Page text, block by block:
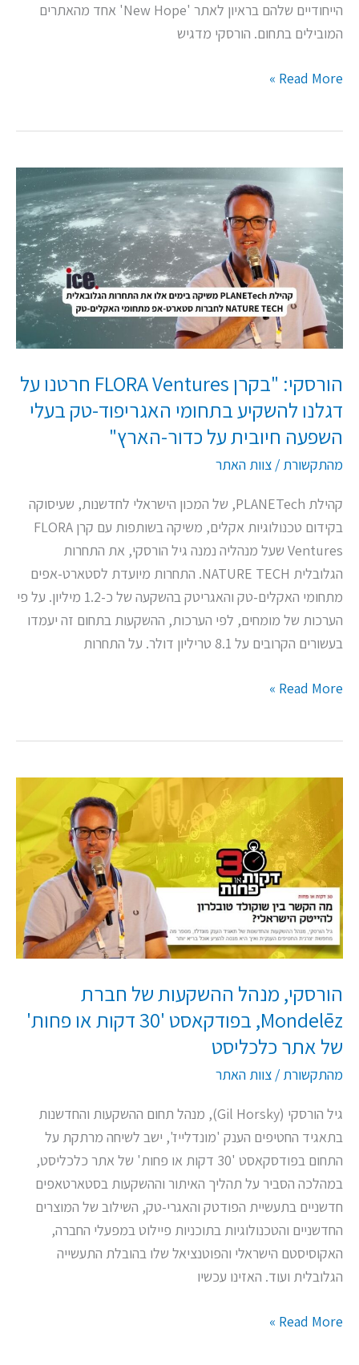
הייחודיים שלהם בראיון לאתר 'New Hope' אחד מהאתרים
המובילים בתחום. הורסקי מדגיש
Read More »
הורסקי: "בקרן FLORA Ventures חרטנו על
דגלנו להשקיע בתחומי האגריפוד-טק בעלי
השפעה חיובית על כדור-הארץ"
מהתקשורת / צוות האתר
קהילת PLANETech, של המכון הישראלי לחדשנות, שעיסוקה
בקידום טכנולוגיות אקלים, משיקה בשותפות עם קרן FLORA
Ventures שעל מנהליה נמנה גיל הורסקי, את התחרות
הגלובלית NATURE TECH. התחרות מיועדת לסטארט-אפים
מתחומי האקלים-טק והאגריטק בהשקעה של כ-1.2 מיליון. על פי
הערכות של מומחים, לפי הערכות, ההשקעות בתחום זה יעמדו
בעשורים הקרובים על 8.1 טריליון דולר. על התחרות
FLORA
Ventures
חרטנו
על
דגלנו
להשקיע
האגריפוד-טק
בעלי
השפעה
כדור-הארץ"
Read More »
הורסקי, מנהל ההשקעות של חברת
Mondelēz, בפודקאסט '30 דקות או פחות'
של אתר כלכליסט
מהתקשורת / צוות האתר
גיל הורסקי (Gil Horsky), מנהל תחום ההשקעות והחדשנות
בתאגיד החטיפים הענק 'מונדלייז', ישב לשיחה מרתקת על
התחום בפודסקאסט '30 דקות או פחות' של אתר כלכליסט,
במהלכה הסביר על תהליך האיתור וההשקעות בסטארטאפים
חדשניים בתעשיית הפודטק והאגרי-טק, השילוב של המוצרים
החדשניים והטכנולוגיות בתוכניות פיילוט במפעלי החברה,
האקוסיסטם הישראלי והפוטנציאל שלו בהובלת התעשייה
הגלובלית ועוד. האזינו עכשיו
הורסקי,
ההשקעות
של
חברת
Mondelēz,
בפודקאסט
'30
או
פחות'
של
Read More »